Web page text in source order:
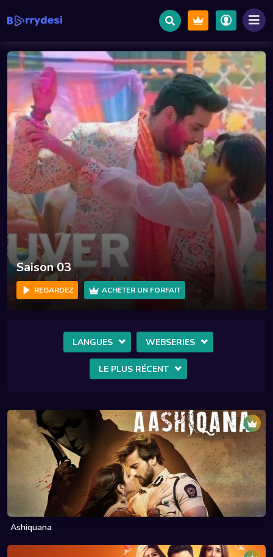
Saison 03
REGARDEZ ACHETER UN FORFAIT
LANGUES WEBSERIES
LE PLUS RÉCENT
Ashiquana